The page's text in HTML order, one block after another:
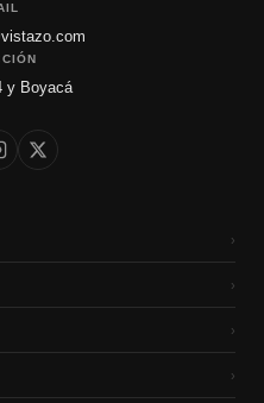
y Boyacá
›
›
›
›